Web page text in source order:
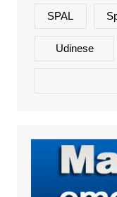
SPAL
Udinese